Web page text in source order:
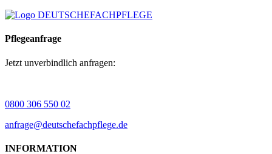
Pflegeanfrage
Jetzt unverbindlich anfragen:
0800 306 550 02
anfrage@deutschefachpflege.de
INFORMATION